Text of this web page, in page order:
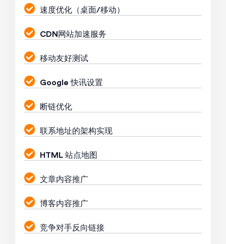
速度优化（桌面/移动）
CDN网站加速服务
移动友好测试
Google 快讯设置
断链优化
联系地址的架构实现
HTML 站点地图
文章内容推广
博客内容推广
竞争对手反向链接